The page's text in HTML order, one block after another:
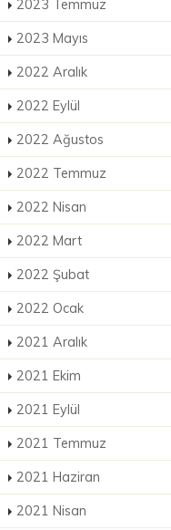
2023 Temmuz
2023 Mayıs
2022 Aralık
2022 Eylül
2022 Ağustos
2022 Temmuz
2022 Nisan
2022 Mart
2022 Şubat
2022 Ocak
2021 Aralık
2021 Ekim
2021 Eylül
2021 Temmuz
2021 Haziran
2021 Nisan